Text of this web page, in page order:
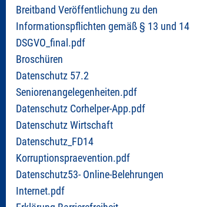
Breitband Veröffentlichung zu den
Informationspflichten gemäß § 13 und 14
DSGVO_final.pdf
Broschüren
Datenschutz 57.2
Seniorenangelegenheiten.pdf
Datenschutz Corhelper-App.pdf
Datenschutz Wirtschaft
Datenschutz_FD14
Korruptionspraevention.pdf
Datenschutz53- Online-Belehrungen
Internet.pdf